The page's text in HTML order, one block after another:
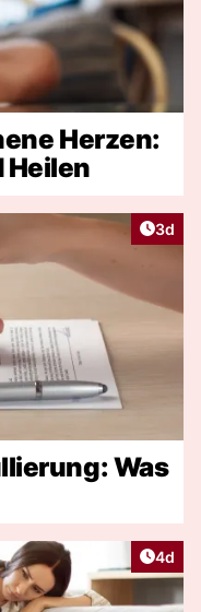
Herzen:
Heilen
3d
Was
4d